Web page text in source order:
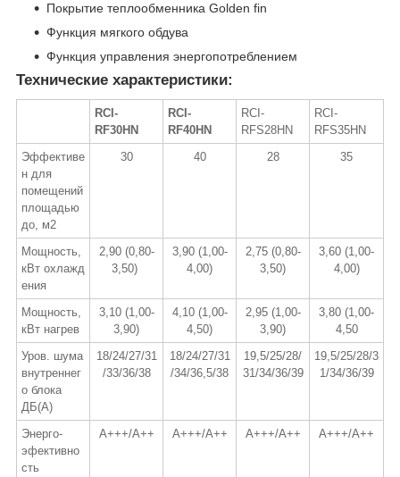
Покрытие теплообменника Golden fin
Функция мягкого обдува
Функция управления энергопотреблением
Технические характеристики:
RCI-
RF30HN
RCI-
RF40HN
RCI-
RFS28HN
RCI-
RFS35HN
Эффективе
н для
помещений
площадью
до, м2
30 40 28 35
Мощность,
кВт охлажд
ения
2,90 (0,80-
3,50)
3,90 (1,00-
4,00)
2,75 (0,80-
3,50)
3,60 (1,00-
4,00)
Мощность,
кВт нагрев
3,10 (1,00-
3,90)
4,10 (1,00-
4,50)
2,95 (1,00-
3,90)
3,80 (1,00-
4,50
Уров. шума
внутреннег
о блока
ДБ(A)
18/24/27/31
/33/36/38
18/24/27/31
/34/36,5/38
19,5/25/28/
31/34/36/39
19,5/25/28/3
1/34/36/39
Энерго-
эфективно
сть
A+++/A++ A+++/A++ A+++/A++ A+++/A++